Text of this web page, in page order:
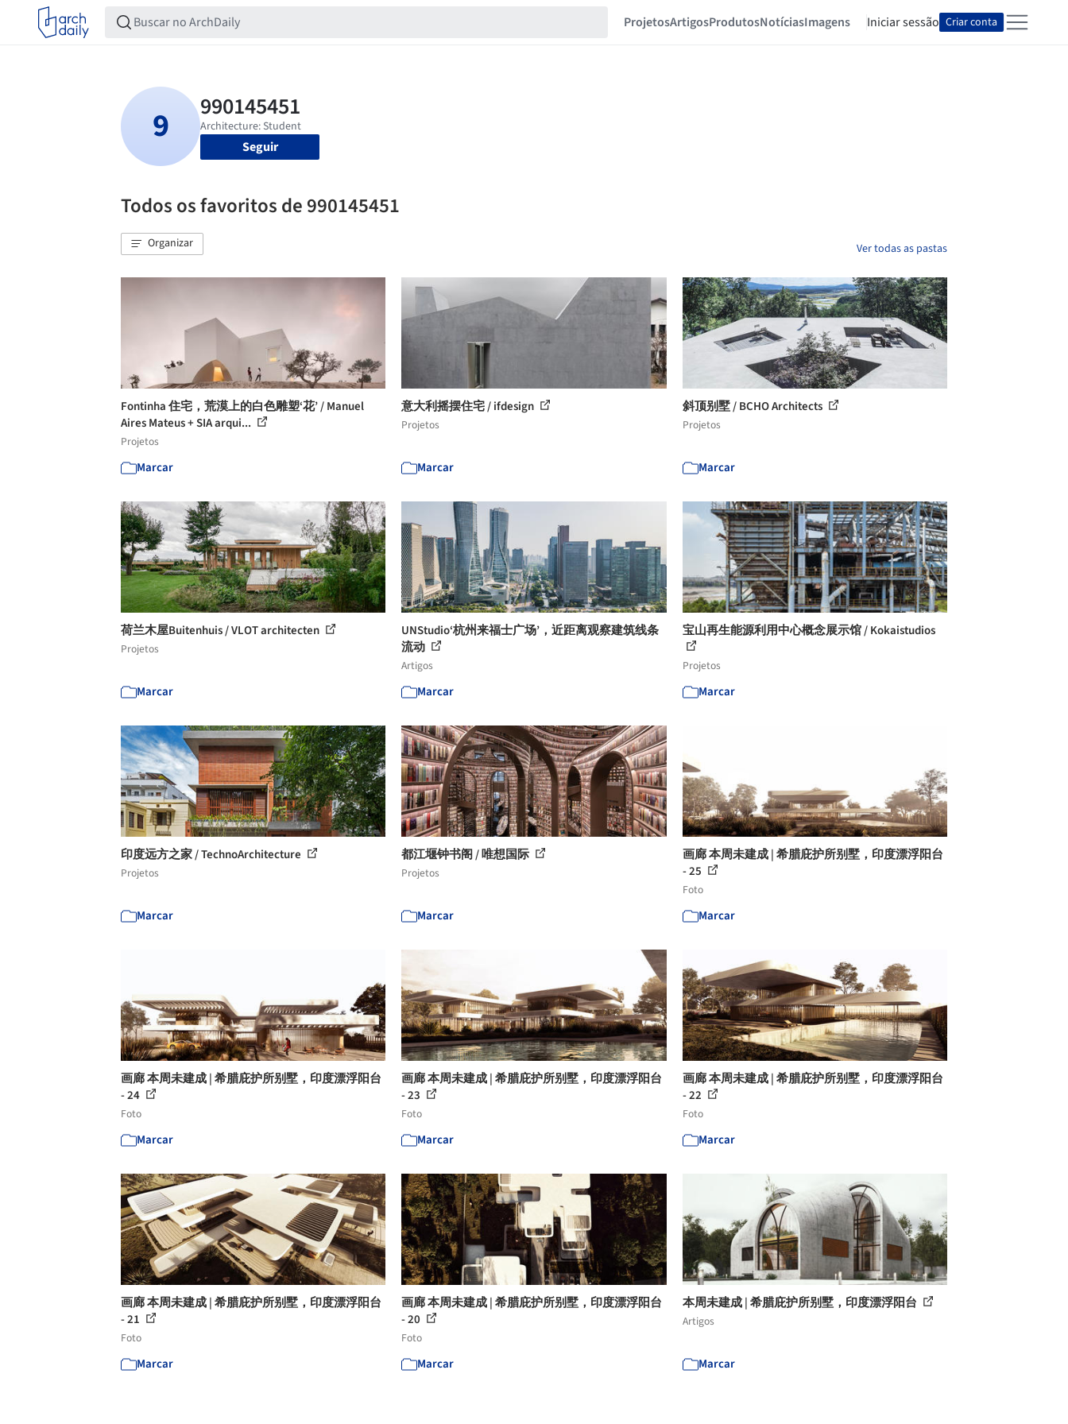
ProjetosArtigosProdutosNotíciasImagens Iniciar sessão Criar conta
Seguir
Todos os favoritos de 990145451
Organizar Ver todas as pastas
Fontinha 住宅，荒漠上的白色雕塑‘花’ / Manuel
Aires Mateus + SIA arqui...
Projetos
Marcar
意大利摇摆住宅 / ifdesign
Projetos
Marcar
斜顶别墅 / BCHO Architects
Projetos
Marcar
荷兰木屋Buitenhuis / VLOT architecten
Projetos
Marcar
UNStudio‘杭州来福士广场’，近距离观察建筑线条
流动
Artigos
Marcar
宝山再生能源利用中心概念展示馆 / Kokaistudios
Projetos
Marcar
印度远方之家 / TechnoArchitecture
Projetos
Marcar
都江堰钟书阁 / 唯想国际
Projetos
Marcar
画廊 本周未建成 | 希腊庇护所别墅，印度漂浮阳台
- 25
Foto
Marcar
画廊 本周未建成 | 希腊庇护所别墅，印度漂浮阳台
- 24
Foto
Marcar
画廊 本周未建成 | 希腊庇护所别墅，印度漂浮阳台
- 23
Foto
Marcar
画廊 本周未建成 | 希腊庇护所别墅，印度漂浮阳台
- 22
Foto
Marcar
画廊 本周未建成 | 希腊庇护所别墅，印度漂浮阳台
- 21
Foto
Marcar
画廊 本周未建成 | 希腊庇护所别墅，印度漂浮阳台
- 20
Foto
Marcar
本周未建成 | 希腊庇护所别墅，印度漂浮阳台
Artigos
Marcar